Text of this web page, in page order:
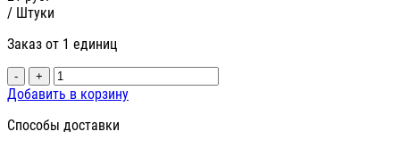
/ Штуки
Заказ от 1 единиц
- +
Добавить в корзину
Способы доставки